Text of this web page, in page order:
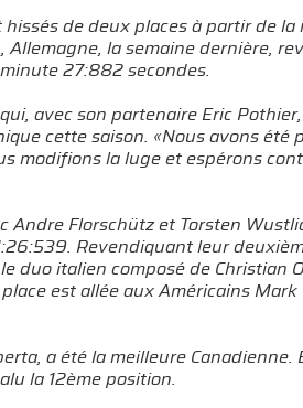
de deux places à partir de
la semaine dernière,
27:882 secondes.
avec son partenaire Eric
cette saison. «Nous avons
modifions la luge et espérons
Andre Florschütz et Torsten
Revendiquant leur
duo italien composé de Christian
est allée aux Américains
a été la meilleure Canadienne.
la 12ème position.